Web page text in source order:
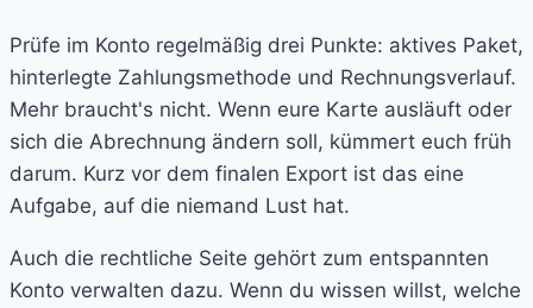
Prüfe im Konto regelmäßig drei Punkte: aktives Paket,
hinterlegte Zahlungsmethode und Rechnungsverlauf.
Mehr braucht's nicht. Wenn eure Karte ausläuft oder
sich die Abrechnung ändern soll, kümmert euch früh
darum. Kurz vor dem finalen Export ist das eine
Aufgabe, auf die niemand Lust hat.
Auch die rechtliche Seite gehört zum entspannten
Konto verwalten dazu. Wenn du wissen willst, welche